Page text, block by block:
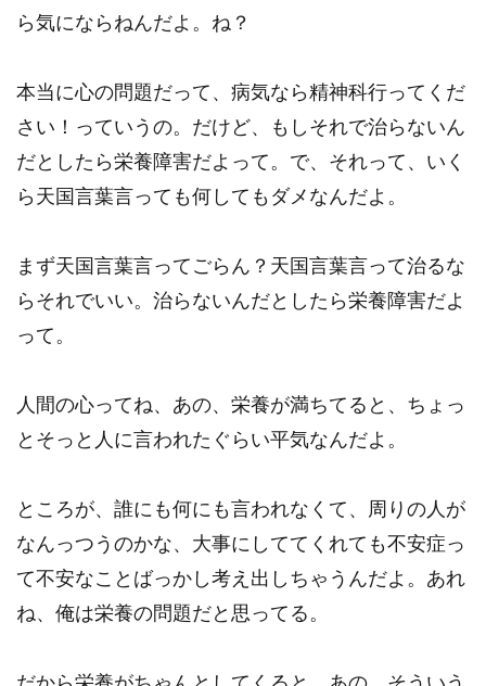
ら気にならねんだよ。ね？
本当に心の問題だって、病気なら精神科行ってくだ
さい！っていうの。だけど、もしそれで治らないん
だとしたら栄養障害だよって。で、それって、いく
ら天国言葉言っても何してもダメなんだよ。
まず天国言葉言ってごらん？天国言葉言って治るな
らそれでいい。治らないんだとしたら栄養障害だよ
って。
人間の心ってね、あの、栄養が満ちてると、ちょっ
とそっと人に言われたぐらい平気なんだよ。
ところが、誰にも何にも言われなくて、周りの人が
なんっつうのかな、大事にしててくれても不安症っ
て不安なことばっかし考え出しちゃうんだよ。あれ
ね、俺は栄養の問題だと思ってる。